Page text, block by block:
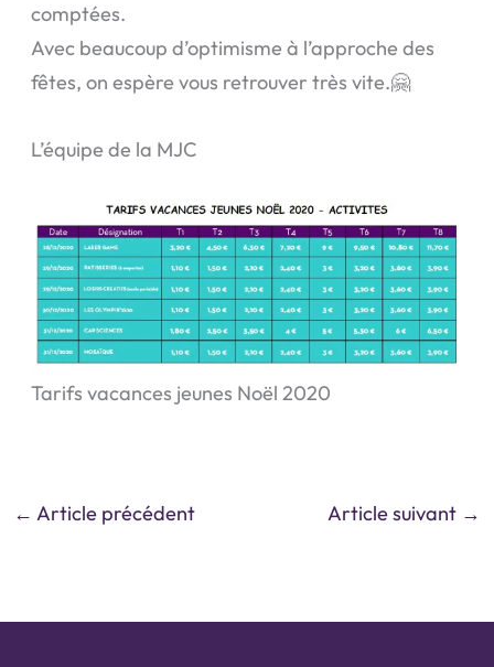
comptées.
Avec beaucoup d’optimisme à l’approche des
fêtes, on espère vous retrouver très vite.🤗
L’équipe de la MJC
Tarifs vacances jeunes Noël 2020
← Article précédent Article suivant →